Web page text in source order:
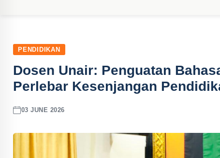
PENDIDIKAN
Dosen Unair: Penguatan
Perlebar Kesenjangan
03 JUNE 2026